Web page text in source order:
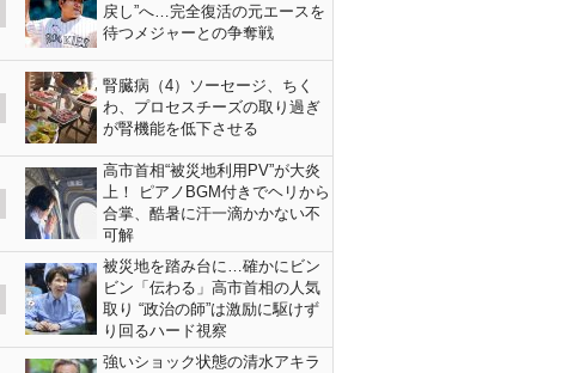
戻し”へ…完全復活の元エースを
待つメジャーとの争奪戦
腎臓病（4）ソーセージ、ちく
わ、プロセスチーズの取り過ぎ
が腎機能を低下させる
高市首相“被災地利用PV”が大炎
上！ ピアノBGM付きでヘリから
合掌、酷暑に汗一滴かかない不
可解
被災地を踏み台に…確かにビン
ビン「伝わる」高市首相の人気
取り “政治の師”は激励に駆けず
り回るハード視察
強いショック状態の清水アキラ